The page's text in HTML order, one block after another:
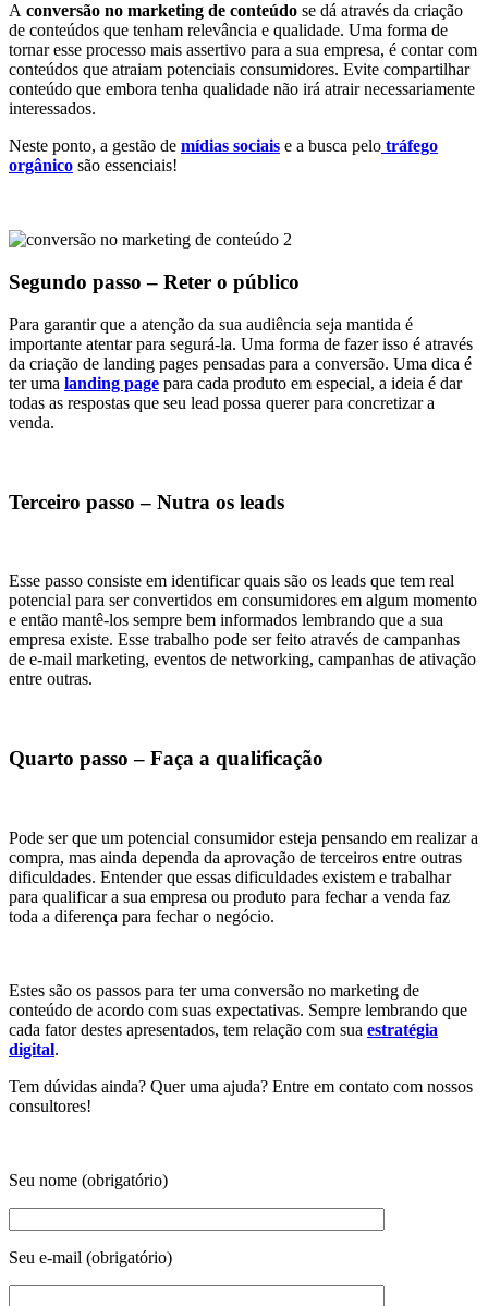
A conversão no marketing de conteúdo se dá através da criação
de conteúdos que tenham relevância e qualidade. Uma forma de
tornar esse processo mais assertivo para a sua empresa, é contar com
conteúdos que atraiam potenciais consumidores. Evite compartilhar
conteúdo que embora tenha qualidade não irá atrair necessariamente
interessados.
Neste ponto, a gestão de mídias sociais e a busca pelo tráfego
orgânico são essenciais!
Segundo passo – Reter o público
Para garantir que a atenção da sua audiência seja mantida é
importante atentar para segurá-la. Uma forma de fazer isso é através
da criação de landing pages pensadas para a conversão. Uma dica é
ter uma landing page para cada produto em especial, a ideia é dar
todas as respostas que seu lead possa querer para concretizar a
venda.
Terceiro passo – Nutra os leads
Esse passo consiste em identificar quais são os leads que tem real
potencial para ser convertidos em consumidores em algum momento
e então mantê-los sempre bem informados lembrando que a sua
empresa existe. Esse trabalho pode ser feito através de campanhas
de e-mail marketing, eventos de networking, campanhas de ativação
entre outras.
Quarto passo – Faça a qualificação
Pode ser que um potencial consumidor esteja pensando em realizar a
compra, mas ainda dependa da aprovação de terceiros entre outras
dificuldades. Entender que essas dificuldades existem e trabalhar
para qualificar a sua empresa ou produto para fechar a venda faz
toda a diferença para fechar o negócio.
Estes são os passos para ter uma conversão no marketing de
conteúdo de acordo com suas expectativas. Sempre lembrando que
cada fator destes apresentados, tem relação com sua estratégia
digital.
Tem dúvidas ainda? Quer uma ajuda? Entre em contato com nossos
consultores!
Seu nome (obrigatório)
Seu e-mail (obrigatório)